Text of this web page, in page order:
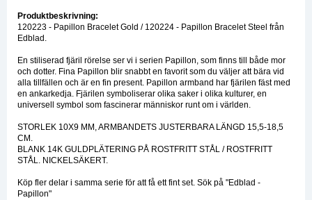
Produktbeskrivning:
120223 - Papillon Bracelet Gold / 120224 - Papillon Bracelet Steel från
Edblad.
En stiliserad fjäril rörelse ser vi i serien Papillon, som finns till både mor
och dotter. Fina Papillon blir snabbt en favorit som du väljer att bära vid
alla tillfällen och är en fin present. Papillon armband har fjärilen fäst med
en ankarkedja. Fjärilen symboliserar olika saker i olika kulturer, en
universell symbol som fascinerar människor runt om i världen.
STORLEK 10X9 MM, ARMBANDETS JUSTERBARA LÄNGD 15,5-18,5
CM.
BLANK 14K GULDPLÄTERING PÅ ROSTFRITT STÅL / ROSTFRITT
STÅL. NICKELSÄKERT.
Köp fler delar i samma serie för att få ett fint set. Sök på "Edblad -
Papillon"